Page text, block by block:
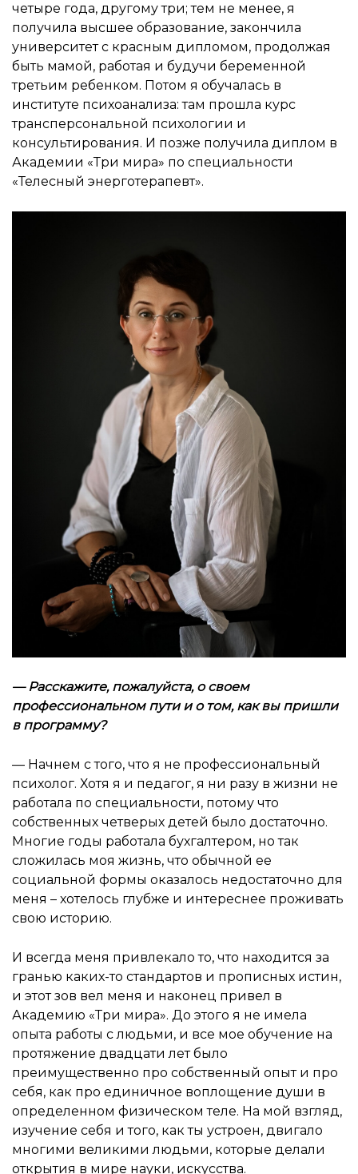
четыре года, другому три; тем не менее, я
получила высшее образование, закончила
университет с красным дипломом, продолжая
быть мамой, работая и будучи беременной
третьим ребенком. Потом я обучалась в
институте психоанализа: там прошла курс
трансперсональной психологии и
консультирования. И позже получила диплом в
Академии «Три мира» по специальности
«Телесный энерготерапевт».
— Расскажите, пожалуйста, о своем
профессиональном пути и о том, как вы пришли
в программу?
— Начнем с того, что я не профессиональный
психолог. Хотя я и педагог, я ни разу в жизни не
работала по специальности, потому что
собственных четверых детей было достаточно.
Многие годы работала бухгалтером, но так
сложилась моя жизнь, что обычной ее
социальной формы оказалось недостаточно для
меня – хотелось глубже и интереснее проживать
свою историю.
И всегда меня привлекало то, что находится за
гранью каких-то стандартов и прописных истин,
и этот зов вел меня и наконец привел в
Академию «Три мира». До этого я не имела
опыта работы с людьми, и все мое обучение на
протяжение двадцати лет было
преимущественно про собственный опыт и про
себя, как про единичное воплощение души в
определенном физическом теле. На мой взгляд,
изучение себя и того, как ты устроен, двигало
многими великими людьми, которые делали
открытия в мире науки, искусства.